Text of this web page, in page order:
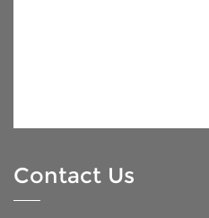
Contact Us